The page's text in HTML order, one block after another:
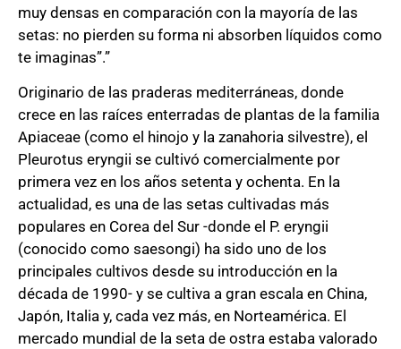
muy densas en comparación con la mayoría de las
setas: no pierden su forma ni absorben líquidos como
te imaginas”.”
Originario de las praderas mediterráneas, donde
crece en las raíces enterradas de plantas de la familia
Apiaceae (como el hinojo y la zanahoria silvestre), el
Pleurotus eryngii se cultivó comercialmente por
primera vez en los años setenta y ochenta. En la
actualidad, es una de las setas cultivadas más
populares en Corea del Sur -donde el P. eryngii
(conocido como saesongi) ha sido uno de los
principales cultivos desde su introducción en la
década de 1990- y se cultiva a gran escala en China,
Japón, Italia y, cada vez más, en Norteamérica. El
mercado mundial de la seta de ostra estaba valorado